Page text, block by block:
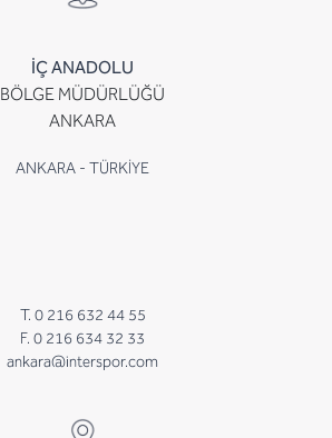
İÇ ANADOLU
BÖLGE MÜDÜRLÜĞÜ
ANKARA
ANKARA - TÜRKİYE
T. 0 216 632 44 55
F. 0 216 634 32 33
ankara@interspor.com